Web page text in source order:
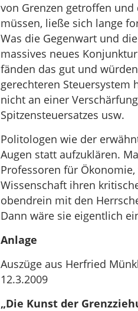
von Grenzen getroffen
müssen, ließe sich lange
Was die Gegenwart und
massives neues
fänden das gut und
gerechteren Steuersystem
nicht an einer
Spitzensteuersatzes usw.
Politologen wie der
Augen statt aufzuklären.
Professoren für
Wissenschaft ihren
obendrein mit den
Dann wäre sie eigentlich
Anlage
Auszüge aus Herfried
12.3.2009
„Die Kunst der